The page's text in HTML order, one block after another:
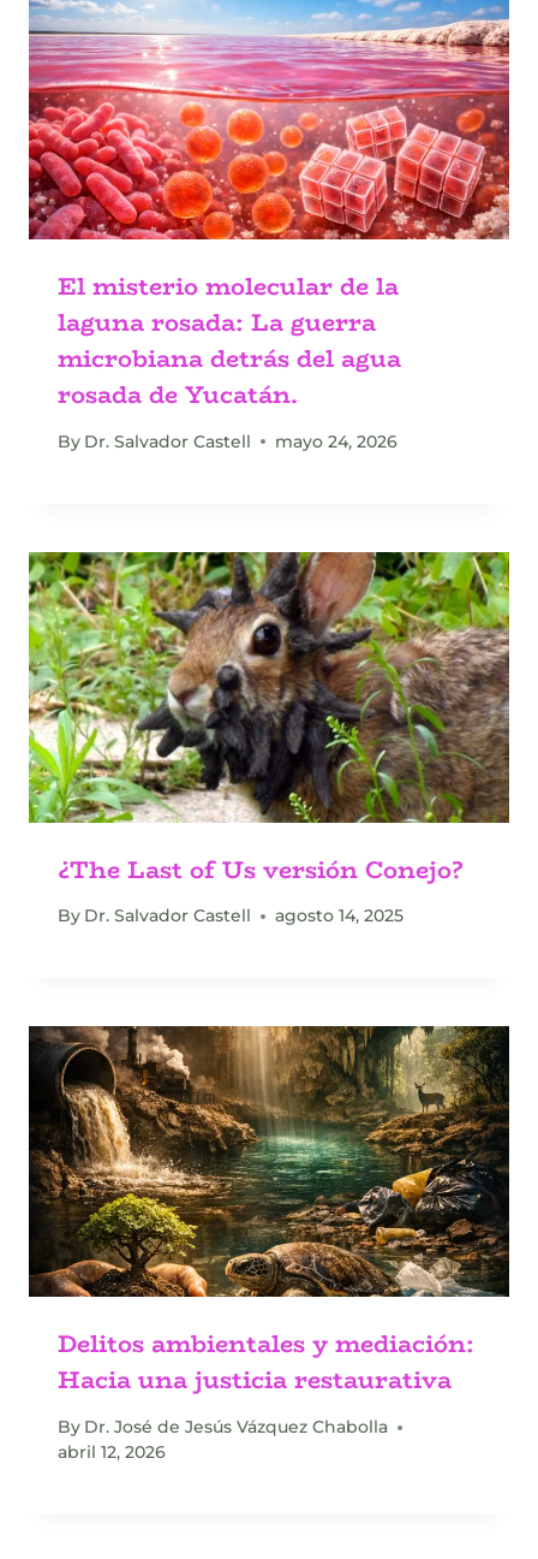
El misterio molecular de la
laguna rosada: La guerra
microbiana detrás del agua
rosada de Yucatán.
By Dr. Salvador Castell mayo 24, 2026
¿The Last of Us versión Conejo?
By Dr. Salvador Castell agosto 14, 2025
Delitos ambientales y mediación:
Hacia una justicia restaurativa
By Dr. José de Jesús Vázquez Chabolla
abril 12, 2026